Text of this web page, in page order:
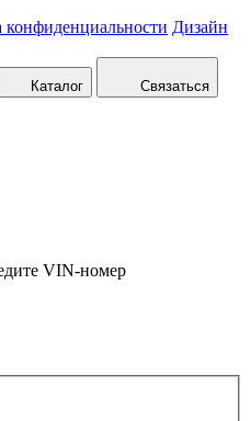
Дизайн
Каталог Связаться
VIN-номер